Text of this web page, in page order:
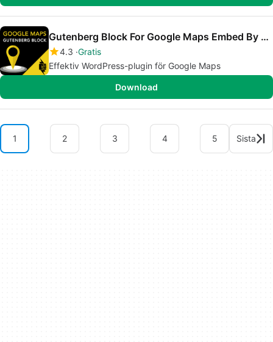
Gutenberg Block For Google Maps Embed By Pantheon
4.3 Gratis
Effektiv WordPress-plugin för Google Maps
Download
1 2 3 4 5 Sista